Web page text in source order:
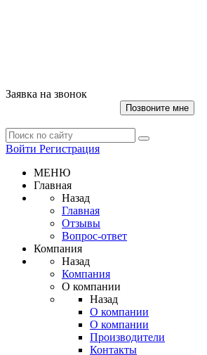
Заявка на звонок
Позвоните мне
Войти Регистрация
МЕНЮ
Главная
Назад
Главная
Отзывы
Вопрос-ответ
Компания
Назад
Компания
О компании
Назад
О компании
О компании
Производители
Контакты